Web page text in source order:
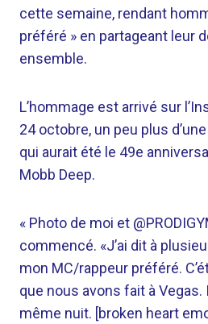
cette semaine, rendant
préféré » en partageant leur
ensemble.
L’hommage est arrivé sur
24 octobre, un peu plus
qui aurait été le 49e
Mobb Deep.
« Photo de moi et
commencé. «J’ai dit à
mon MC/rappeur préféré.
que nous avons fait à Vegas.
même nuit. [broken heart